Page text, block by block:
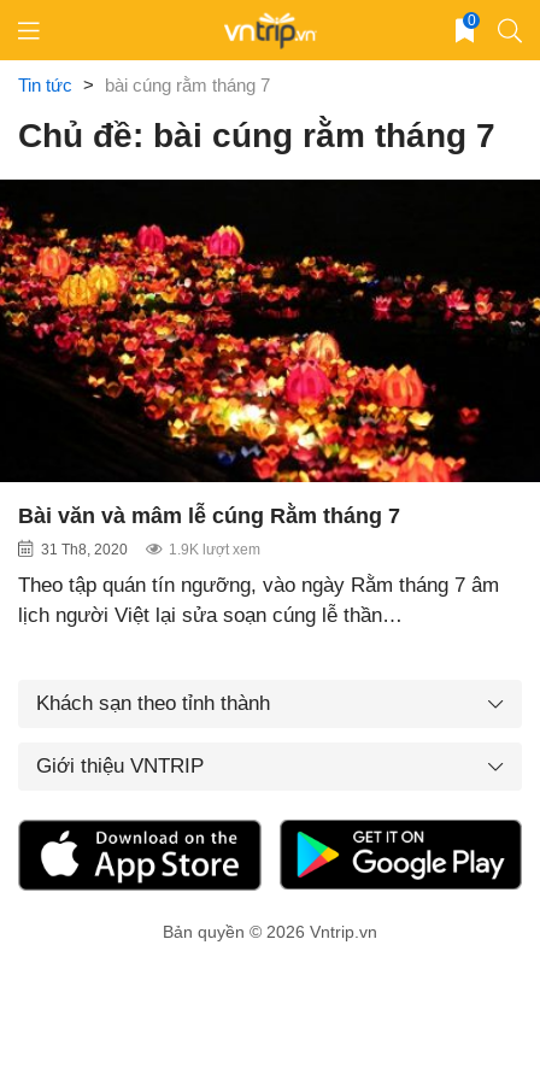
content
0
Tin tức > bài cúng rằm tháng 7
Chủ đề: bài cúng rằm tháng 7
Bài văn và mâm lễ cúng Rằm tháng 7
31 Th8, 2020 1.9K lượt xem
Theo tập quán tín ngưỡng, vào ngày Rằm tháng 7 âm
lịch người Việt lại sửa soạn cúng lễ thần…
Khách sạn theo tỉnh thành
Giới thiệu VNTRIP
Bản quyền © 2026 Vntrip.vn